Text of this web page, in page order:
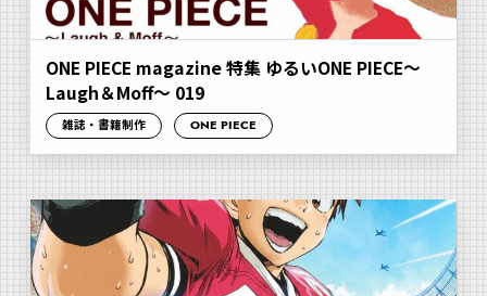
ONE PIECE magazine 特集 ゆるいONE PIECE～
Laugh＆Moff～ 019
雑誌・書籍制作 ONE PIECE